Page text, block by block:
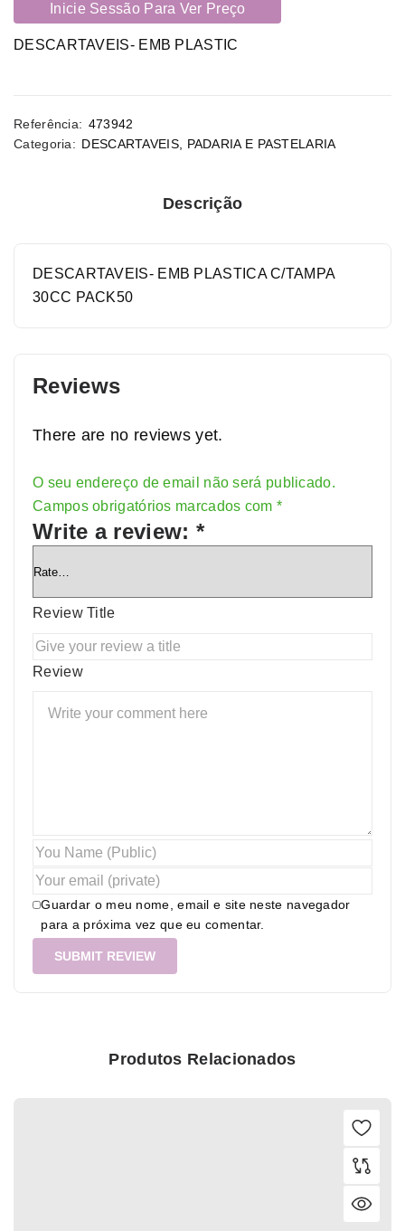
Inicie Sessão Para Ver Preço
DESCARTAVEIS- EMB PLASTIC
Referência: 473942
Categoria: DESCARTAVEIS, PADARIA E PASTELARIA
Descrição
DESCARTAVEIS- EMB PLASTICA C/TAMPA
30CC PACK50
Reviews
There are no reviews yet.
O seu endereço de email não será publicado.
Campos obrigatórios marcados com *
Write a review: *
Review Title
Review
Guardar o meu nome, email e site neste navegador
para a próxima vez que eu comentar.
Alternative:
Produtos Relacionados